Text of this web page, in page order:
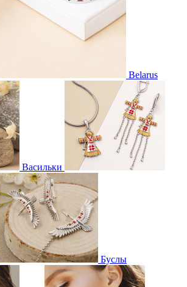
Belarus
Васильки
Буслы